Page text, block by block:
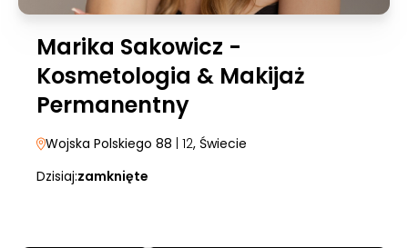
Marika Sakowicz -
Kosmetologia & Makijaż
Permanentny
Wojska Polskiego 88 | 12, Świecie
Dzisiaj:zamknięte